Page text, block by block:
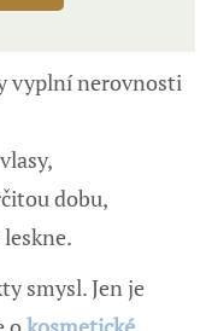
vyplní nerovnosti
dobu,
smysl. Jen je